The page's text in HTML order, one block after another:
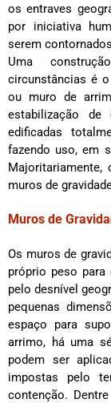
os entraves
por iniciativa
serem
Uma
circunstâncias é
ou muro de
estabilização de
edificadas
fazendo uso, em
muros de
Muros de
Os muros de
próprio peso
pelo desnível
pequenas
espaço para
arrimo, há uma
podem ser
impostas pelo
contenção.